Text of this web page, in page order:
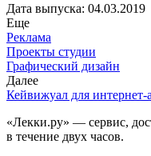
Дата выпуска: 04.03.2019
Еще
Реклама
Проекты студии
Графический дизайн
Далее
Кейвижуал для интернет-
«Лекки.ру» — сервис,
в течение двух часов.